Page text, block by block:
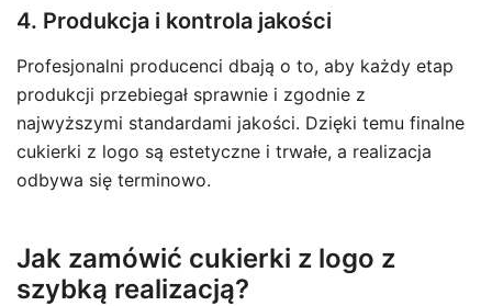
4. Produkcja i kontrola jakości
Profesjonalni producenci dbają o to, aby każdy etap
produkcji przebiegał sprawnie i zgodnie z
najwyższymi standardami jakości. Dzięki temu finalne
cukierki z logo są estetyczne i trwałe, a realizacja
odbywa się terminowo.
Jak zamówić cukierki z logo z
szybką realizacją?